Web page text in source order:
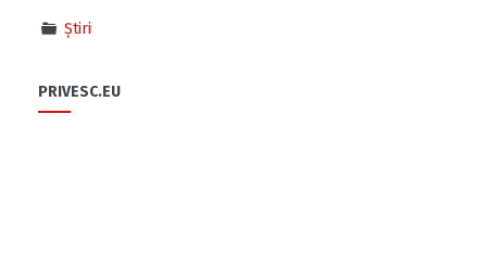
Știri
PRIVESC.EU